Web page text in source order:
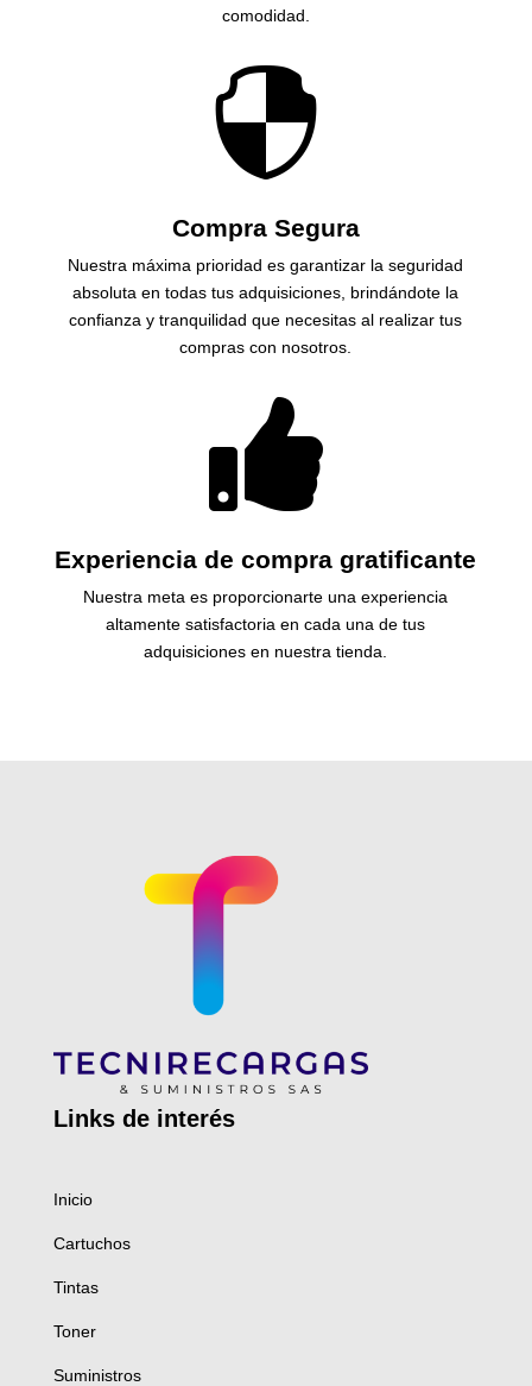
comodidad.

Compra Segura
Nuestra máxima prioridad es garantizar la seguridad
absoluta en todas tus adquisiciones, brindándote la
confianza y tranquilidad que necesitas al realizar tus
compras con nosotros.

Experiencia de compra gratificante
Nuestra meta es proporcionarte una experiencia
altamente satisfactoria en cada una de tus
adquisiciones en nuestra tienda.
Links de interés
Inicio
Cartuchos
Tintas
Toner
Suministros